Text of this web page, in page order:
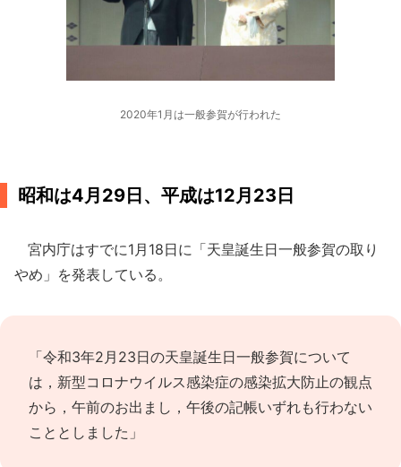
2020年1月は一般参賀が行われた
昭和は4月29日、平成は12月23日
宮内庁はすでに1月18日に「天皇誕生日一般参賀の取り
やめ」を発表している。
「令和3年2月23日の天皇誕生日一般参賀について
は，新型コロナウイルス感染症の感染拡大防止の観点
から，午前のお出まし，午後の記帳いずれも行わない
こととしました」